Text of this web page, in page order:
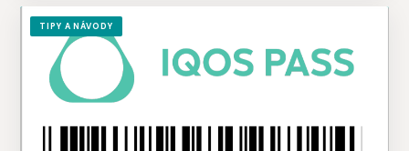
TIPY A NÁVODY